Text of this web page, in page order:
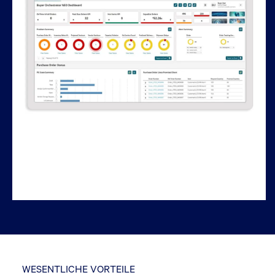
Jetzt chatten
WESENTLICHE VORTEILE